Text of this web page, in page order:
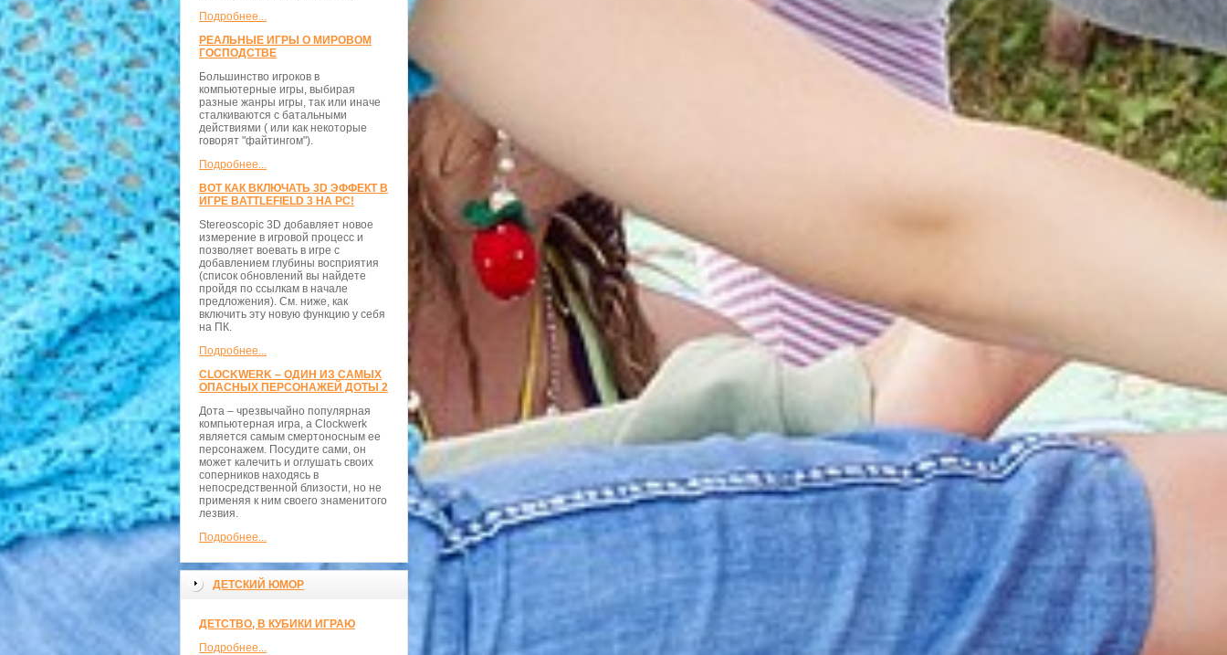
Подробнее...
РЕАЛЬНЫЕ ИГРЫ О МИРОВОМ
ГОСПОДСТВЕ
Большинство игроков в
компьютерные игры, выбирая
разные жанры игры, так или иначе
сталкиваются с батальными
действиями ( или как некоторые
говорят "файтингом").
Подробнее...
ВОТ КАК ВКЛЮЧАТЬ 3D ЭФФЕКТ В
ИГРЕ BATTLEFIELD 3 НА PC!
Stereoscopic 3D добавляет новое
измерение в игровой процесс и
позволяет воевать в игре с
добавлением глубины восприятия
(список обновлений вы найдете
пройдя по ссылкам в начале
предложения). См. ниже, как
включить эту новую функцию у себя
на ПК.
Подробнее...
CLOCKWERK – ОДИН ИЗ САМЫХ
ОПАСНЫХ ПЕРСОНАЖЕЙ ДОТЫ 2
Дота – чрезвычайно популярная
компьютерная игра, а Clockwerk
является самым смертоносным ее
персонажем. Посудите сами, он
может калечить и оглушать своих
соперников находясь в
непосредственной близости, но не
применяя к ним своего знаменитого
лезвия.
Подробнее...
ДЕТСКИЙ ЮМОР
ДЕТСТВО, В КУБИКИ ИГРАЮ
Подробнее...